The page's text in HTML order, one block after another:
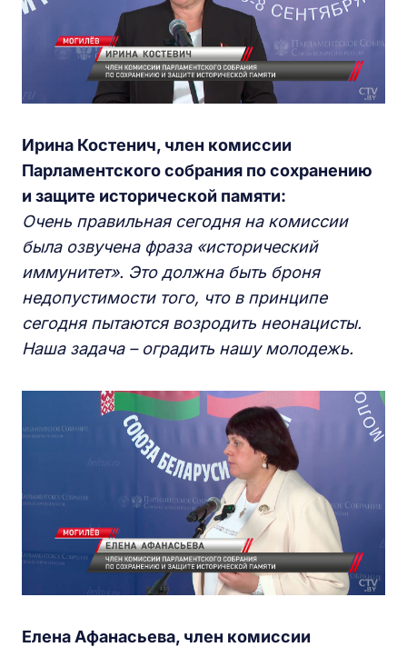
Ирина Костенич, член комиссии
Парламентского собрания по сохранению
и защите исторической памяти:
Очень правильная сегодня на комиссии
была озвучена фраза «исторический
иммунитет». Это должна быть броня
недопустимости того, что в принципе
сегодня пытаются возродить неонацисты.
Наша задача – оградить нашу молодежь.
Елена Афанасьева, член комиссии